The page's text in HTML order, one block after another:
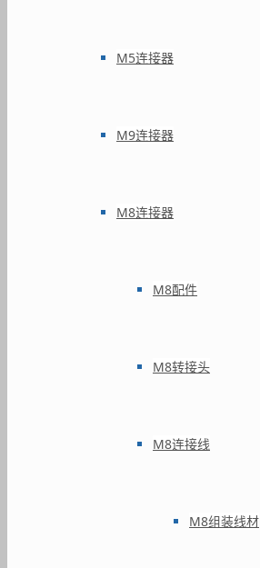
M5连接器
M9连接器
M8连接器
M8配件
M8转接头
M8连接线
M8组装线材